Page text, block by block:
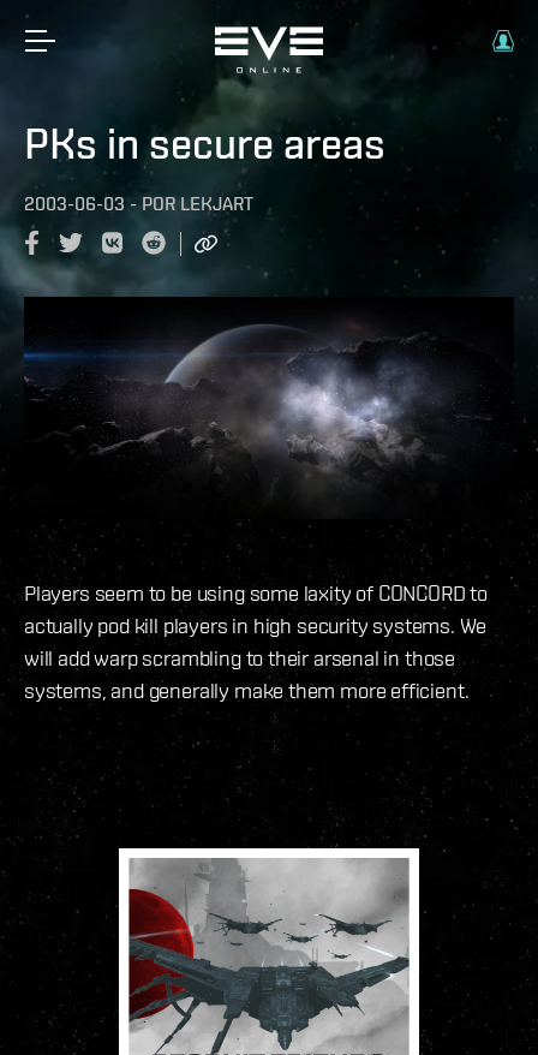
PKs in secure areas
2003-06-03 - POR LEKJART
Players seem to be using some laxity of CONCORD to
actually pod kill players in high security systems. We
will add warp scrambling to their arsenal in those
systems, and generally make them more efficient.